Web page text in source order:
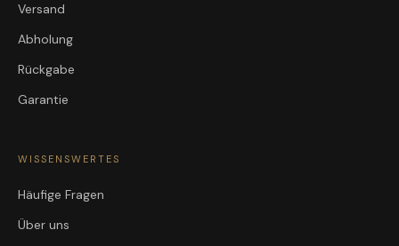
Versand
Abholung
Rückgabe
Garantie
WISSENSWERTES
Häufige Fragen
Über uns